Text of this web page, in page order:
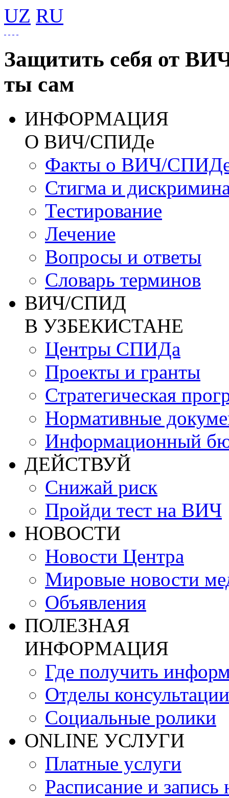
UZ RU
Защитить себя от
ты сам
ИНФОРМАЦИЯ
О ВИЧ/СПИДе
Факты о ВИЧ/
Стигма и
Тестирование
Лечение
Вопросы и ответы
Словарь терминов
ВИЧ/СПИД
В УЗБЕКИСТАНЕ
Центры СПИДа
Проекты и гранты
Стратегическая
Нормативные
Информационный
ДЕЙСТВУЙ
Снижай риск
Пройди тест на ВИЧ
НОВОСТИ
Новости Центра
Мировые новости
Объявления
ПОЛЕЗНАЯ
ИНФОРМАЦИЯ
Где получить
Отделы консультации
Социальные ролики
ONLINE УСЛУГИ
Платные услуги
Расписание и запись